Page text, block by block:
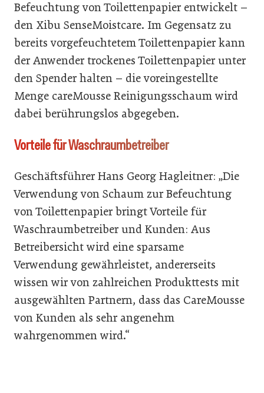
Befeuchtung von Toilettenpapier entwickelt –
den Xibu SenseMoistcare. Im Gegensatz zu
bereits vorgefeuchtetem Toilettenpapier kann
der Anwender trockenes Toilettenpapier unter
den Spender halten – die voreingestellte
Menge careMousse Reinigungsschaum wird
dabei berührungslos abgegeben.
Vorteile für Waschraumbetreiber
Geschäftsführer Hans Georg Hagleitner: „Die
Verwendung von Schaum zur Befeuchtung
von Toilettenpapier bringt Vorteile für
Waschraumbetreiber und Kunden: Aus
Betreibersicht wird eine sparsame
Verwendung gewährleistet, andererseits
wissen wir von zahlreichen Produkttests mit
ausgewählten Partnern, dass das CareMousse
von Kunden als sehr angenehm
wahrgenommen wird.“